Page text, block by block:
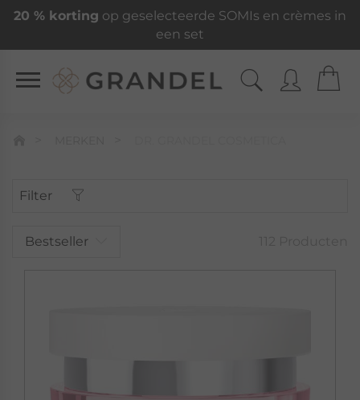
20 % korting op geselecteerde SOMIs en crèmes in
een set
Filter
Bestseller